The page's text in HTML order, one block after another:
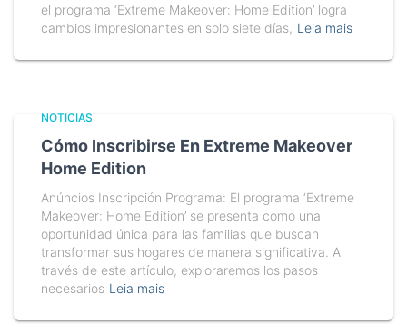
el programa ‘Extreme Makeover: Home Edition’ logra
cambios impresionantes en solo siete días, Leia mais
NOTICIAS
Cómo Inscribirse En Extreme Makeover
Home Edition
Anúncios Inscripción Programa: El programa ‘Extreme
Makeover: Home Edition’ se presenta como una
oportunidad única para las familias que buscan
transformar sus hogares de manera significativa. A
través de este artículo, exploraremos los pasos
necesarios Leia mais